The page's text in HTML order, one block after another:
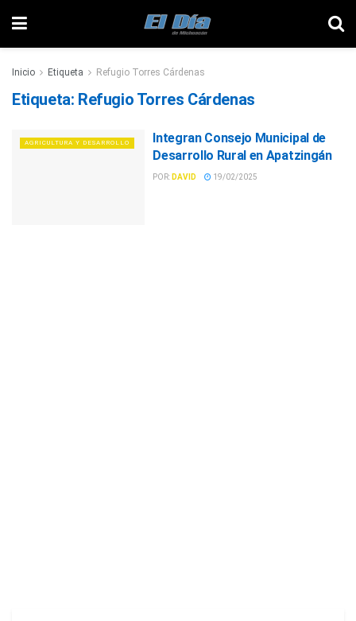
Inicio Etiqueta Refugio Torres Cárdenas
Etiqueta: Refugio Torres Cárdenas
AGRICULTURA Y DESARROLLO
Integran Consejo Municipal de
Desarrollo Rural en Apatzingán
POR: DAVID 19/02/2025